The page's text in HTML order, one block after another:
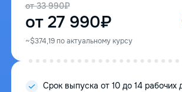
от 27 990₽
от 33 990₽
~$374,19 по актуальному курсу
Срок выпуска от 10 до 14 рабочих